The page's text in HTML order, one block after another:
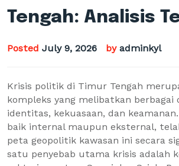
Tengah: Analisis
Posted July 9, 2026 by adminkyl
Krisis politik di Timur Tengah
kompleks yang melibatkan berbagai
identitas, kekuasaan, dan
baik internal maupun eksternal,
peta geopolitik kawasan ini secara
satu penyebab utama krisis adalah